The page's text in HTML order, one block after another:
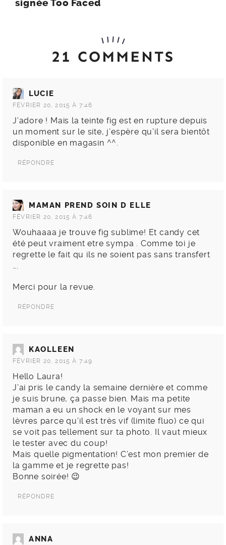
signée Too Faced
21 COMMENTS
LUCIE
FÉVRIER 20, 2015 À 7:46
J’adore ! Mais la teinte fig est en rupture depuis
un moment sur le site, j’espère qu’il sera bientôt
disponible en magasin ^^.
RÉPONDRE
MAMAN PREND SOIN D ELLE
FÉVRIER 20, 2015 À 7:46
Wouhaaaa je trouve fig sublime! Et candy cet
été peut vraiment etre sympa . Comme toi je
regrette le fait qu ils ne soient pas sans transfert
….
Merci pour la revue.
RÉPONDRE
KAOLLEEN
FÉVRIER 20, 2015 À 7:49
Hello Laura!
J’ai pris le candy la semaine dernière et comme
je suis brune, ça passe bien. Mais ma petite
maman a eu un shock en le voyant sur mes
lèvres parce qu’il est très vif (limite fluo) ce qui
se voit pas tellement sur ta photo. Il vaut mieux
le tester avec du coup!
Mais quelle pigmentation! C’est mon premier de
la gamme et je regrette pas!
Bonne soirée! 😉
RÉPONDRE
ANNA